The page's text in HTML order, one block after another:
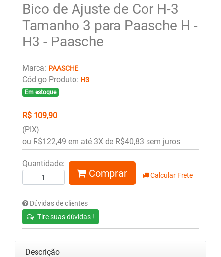
Bico de Ajuste de Cor H-3
Tamanho 3 para Paasche H -
H3 - Paasche
Marca: PAASCHE
Código Produto: H3
Em estoque
R$ 109,90
(PIX)
ou R$122,49 em até 3X de R$40,83 sem juros
Quantidade:
Comprar Calcular Frete
Dúvidas de clientes
Tire suas dúvidas !
Descrição